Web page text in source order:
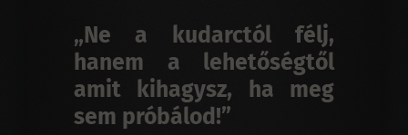
„Ne a kudarctól félj,
hanem a lehetőségtől
amit kihagysz, ha meg
sem próbálod!”